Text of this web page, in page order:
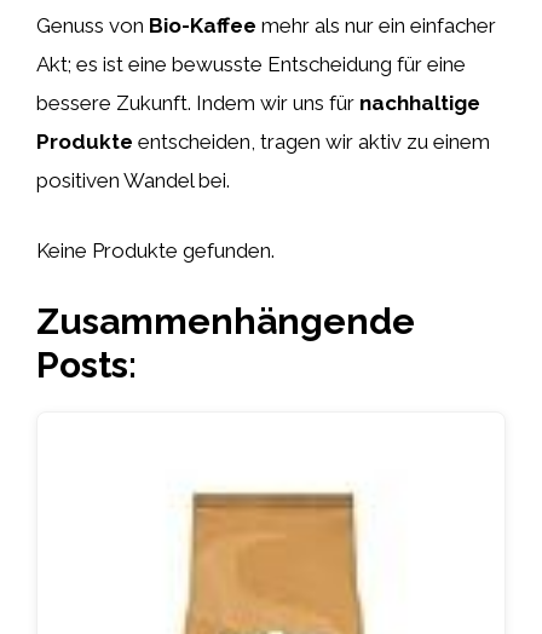
Genuss von Bio-Kaffee mehr als nur ein einfacher
Akt; es ist eine bewusste Entscheidung für eine
bessere Zukunft. Indem wir uns für nachhaltige
Produkte entscheiden, tragen wir aktiv zu einem
positiven Wandel bei.
Keine Produkte gefunden.
Zusammenhängende
Posts: